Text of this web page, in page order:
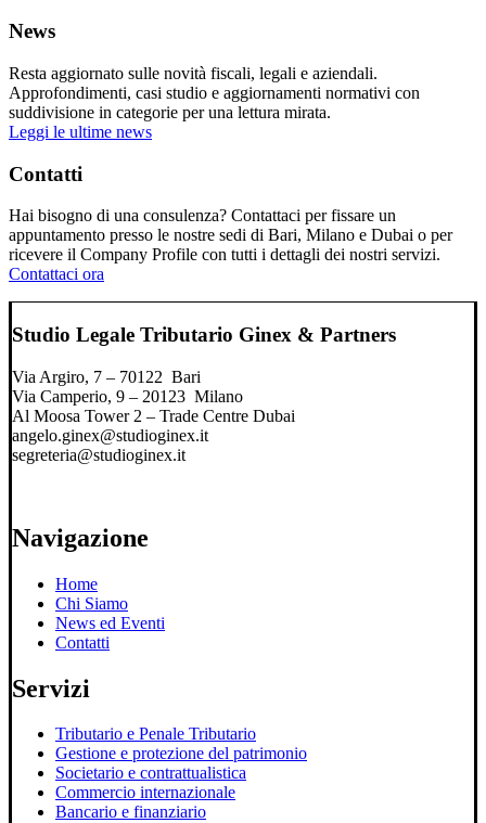
News
Resta aggiornato sulle novità fiscali, legali e aziendali.
Approfondimenti, casi studio e aggiornamenti normativi con
suddivisione in categorie per una lettura mirata.
Leggi le ultime news
Contatti
Hai bisogno di una consulenza? Contattaci per fissare un
appuntamento presso le nostre sedi di Bari, Milano e Dubai o per
ricevere il Company Profile con tutti i dettagli dei nostri servizi.
Contattaci ora
Studio Legale Tributario Ginex & Partners
Via Argiro, 7 – 70122 Bari
Via Camperio, 9 – 20123 Milano
Al Moosa Tower 2 – Trade Centre Dubai
angelo.ginex@studioginex.it
segreteria@studioginex.it
Navigazione
Home
Chi Siamo
News ed Eventi
Contatti
Servizi
Tributario e Penale Tributario
Gestione e protezione del patrimonio
Societario e contrattualistica
Commercio internazionale
Bancario e finanziario